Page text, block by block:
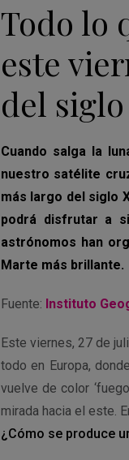
Todo lo
este
del siglo
Cuando salga la
nuestro satélite
más largo del siglo
podrá disfrutar a
astrónomos han
Marte más brillante.
Fuente: Instituto
Este viernes, 27 de
todo en Europa,
vuelve de color
mirada hacia el este.
¿Cómo se produce